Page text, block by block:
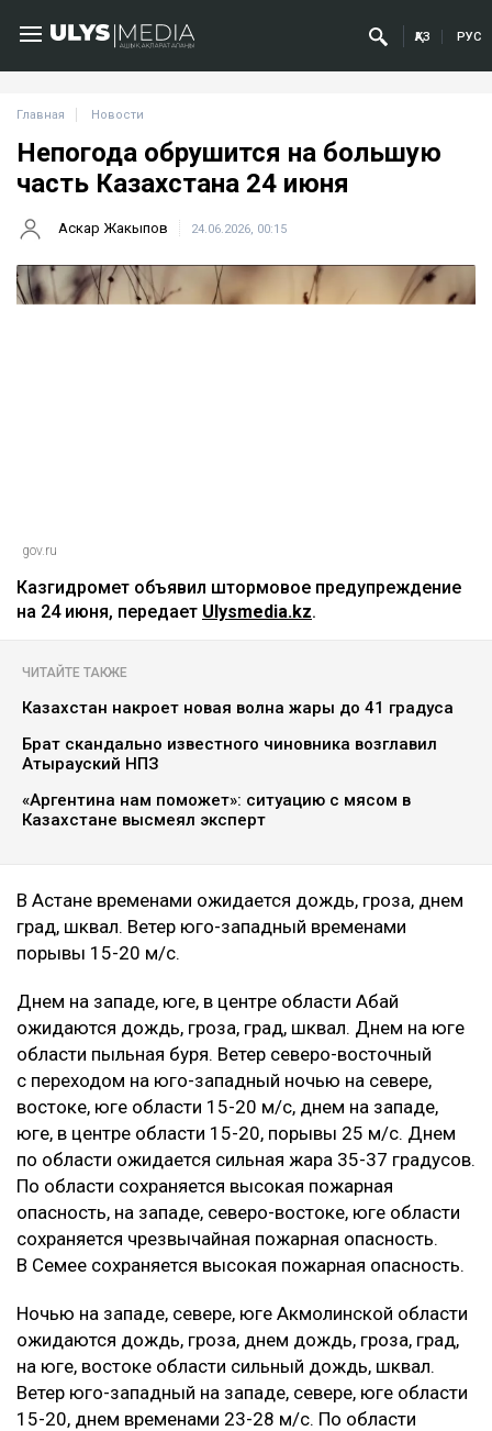
ҚАЗ РУС
Главная Новости
Непогода обрушится на большую
часть Казахстана 24 июня
Аскар Жакыпов 24.06.2026, 00:15
gov.ru
Казгидромет объявил штормовое предупреждение
на 24 июня, передает Ulysmedia.kz.
ЧИТАЙТЕ ТАКЖЕ
Казахстан накроет новая волна жары до 41 градуса
Брат скандально известного чиновника возглавил
Атырауский НПЗ
«Аргентина нам поможет»: ситуацию с мясом в
Казахстане высмеял эксперт
‎В Астане временами ожидается дождь, гроза, днем
град, шквал. Ветер юго-западный временами
порывы 15-20 м/с.
‎Днем на западе, юге, в центре области Абай
ожидаются дождь, гроза, град, шквал. Днем на юге
области пыльная буря. Ветер северо-восточный
с переходом на юго-западный ночью на севере,
востоке, юге области 15-20 м/с, днем на западе,
юге, в центре области 15-20, порывы 25 м/с. Днем
по области ожидается сильная жара 35-37 градусов.
По области сохраняется высокая пожарная
опасность, на западе, северо-востоке, юге области
сохраняется чрезвычайная пожарная опасность.
В Семее сохраняется высокая пожарная опасность.
‎Ночью на западе, севере, юге Акмолинской области
ожидаются дождь, гроза, днем дождь, гроза, град,
на юге, востоке области сильный дождь, шквал.
Ветер юго-западный на западе, севере, юге области
15-20, днем временами 23-28 м/с. По области